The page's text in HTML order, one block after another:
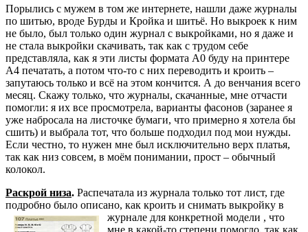
Порылись с мужем в том же интернете, нашли даже журналы
по шитью, вроде Бурды и Кройка и шитьё. Но выкроек к ним
не было, был только один журнал с выкройками, но я даже и
не стала выкройки скачивать, так как с трудом себе
представляла, как я эти листы формата А0 буду на принтере
А4 печатать, а потом что-то с них переводить и кроить –
запутаюсь только и всё на этом кончится. А до венчания всего
месяц. Скажу только, что журналы, скачанные, мне отчасти
помогли: я их все просмотрела, варианты фасонов (заранее я
уже набросала на листочке бумаги, что примерно я хотела бы
сшить) и выбрала тот, что больше подходил под мои нужды.
Если честно, то нужен мне был исключительно верх платья,
так как низ совсем, в моём понимании, прост – обычный
колокол.
Раскрой низа. Распечатала из журнала только тот лист, где
подробно было описано, как кроить и снимать выкройку в
журнале для конкретной модели , что
мне в какой-то степени помогло, так как